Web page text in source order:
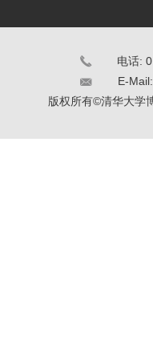
电话:
E-
版权所有©清华大学